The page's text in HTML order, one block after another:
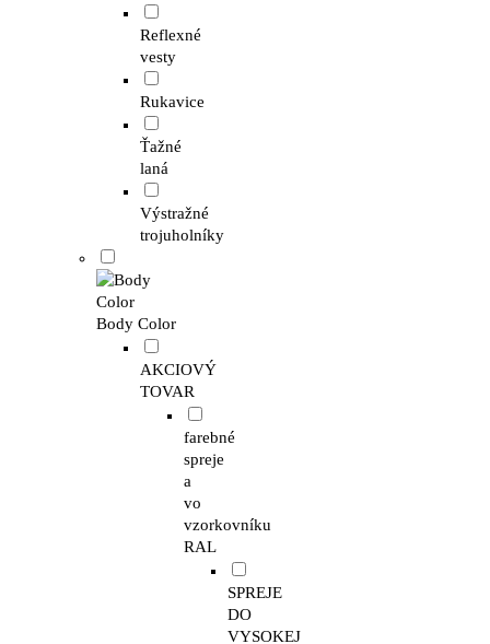
Reflexné
vesty
Rukavice
Ťažné
laná
Výstražné
trojuholníky
Body Color
AKCIOVÝ
TOVAR
farebné
spreje
a
vo
vzorkovníku
RAL
SPREJE
DO
VYSOKEJ